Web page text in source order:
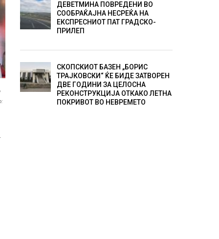
ДЕВЕТМИНА ПОВРЕДЕНИ ВО
СООБРАЌАЈНА НЕСРЕЌА НА
ЕКСПРЕСНИОТ ПАТ ГРАДСКО-
ПРИЛЕП
СКОПСКИОТ БАЗЕН „БОРИС
ТРАЈКОВСКИ“ ЌЕ БИДЕ ЗАТВОРЕН
ДВЕ ГОДИНИ ЗА ЦЕЛОСНА
РЕКОНСТРУКЦИЈА ОТКАКО ЛЕТНА
ПОКРИВОТ ВО НЕВРЕМЕТО